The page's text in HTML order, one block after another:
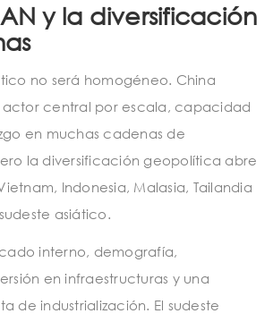
y la diversificación
no será homogéneo. China
actor central por escala, capacidad
en muchas cadenas de
la diversificación geopolítica abre
Indonesia, Malasia, Tailandia
asiático.
interno, demografía,
en infraestructuras y una
de industrialización. El sudeste